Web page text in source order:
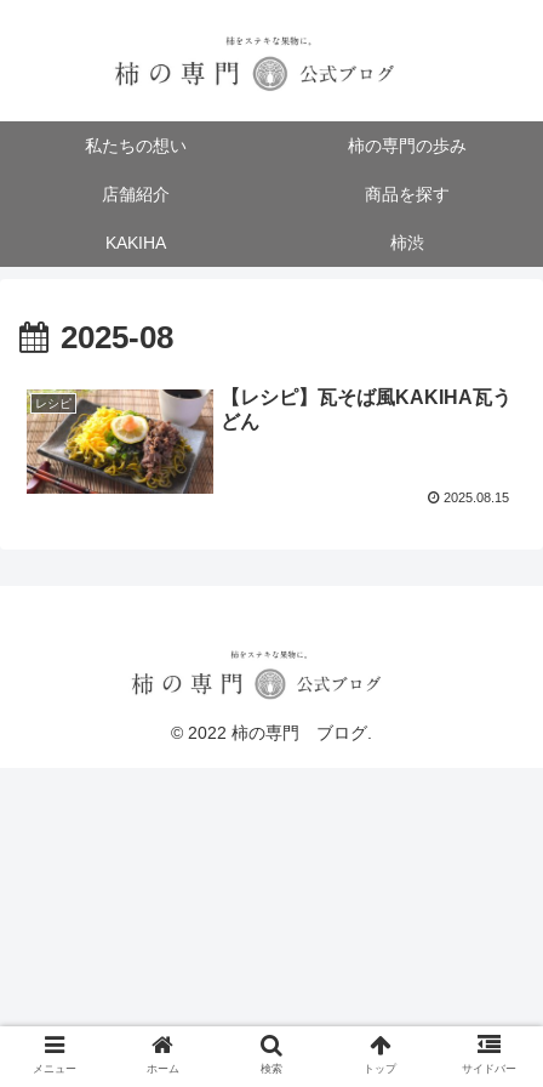
私たちの想い 柿の専門の歩み
店舗紹介 商品を探す
KAKIHA 柿渋
2025-08
レシピ
【レシピ】瓦そば風KAKIHA瓦う
どん
2025.08.15
© 2022 柿の専門 ブログ.
メニュー ホーム 検索 トップ サイドバー